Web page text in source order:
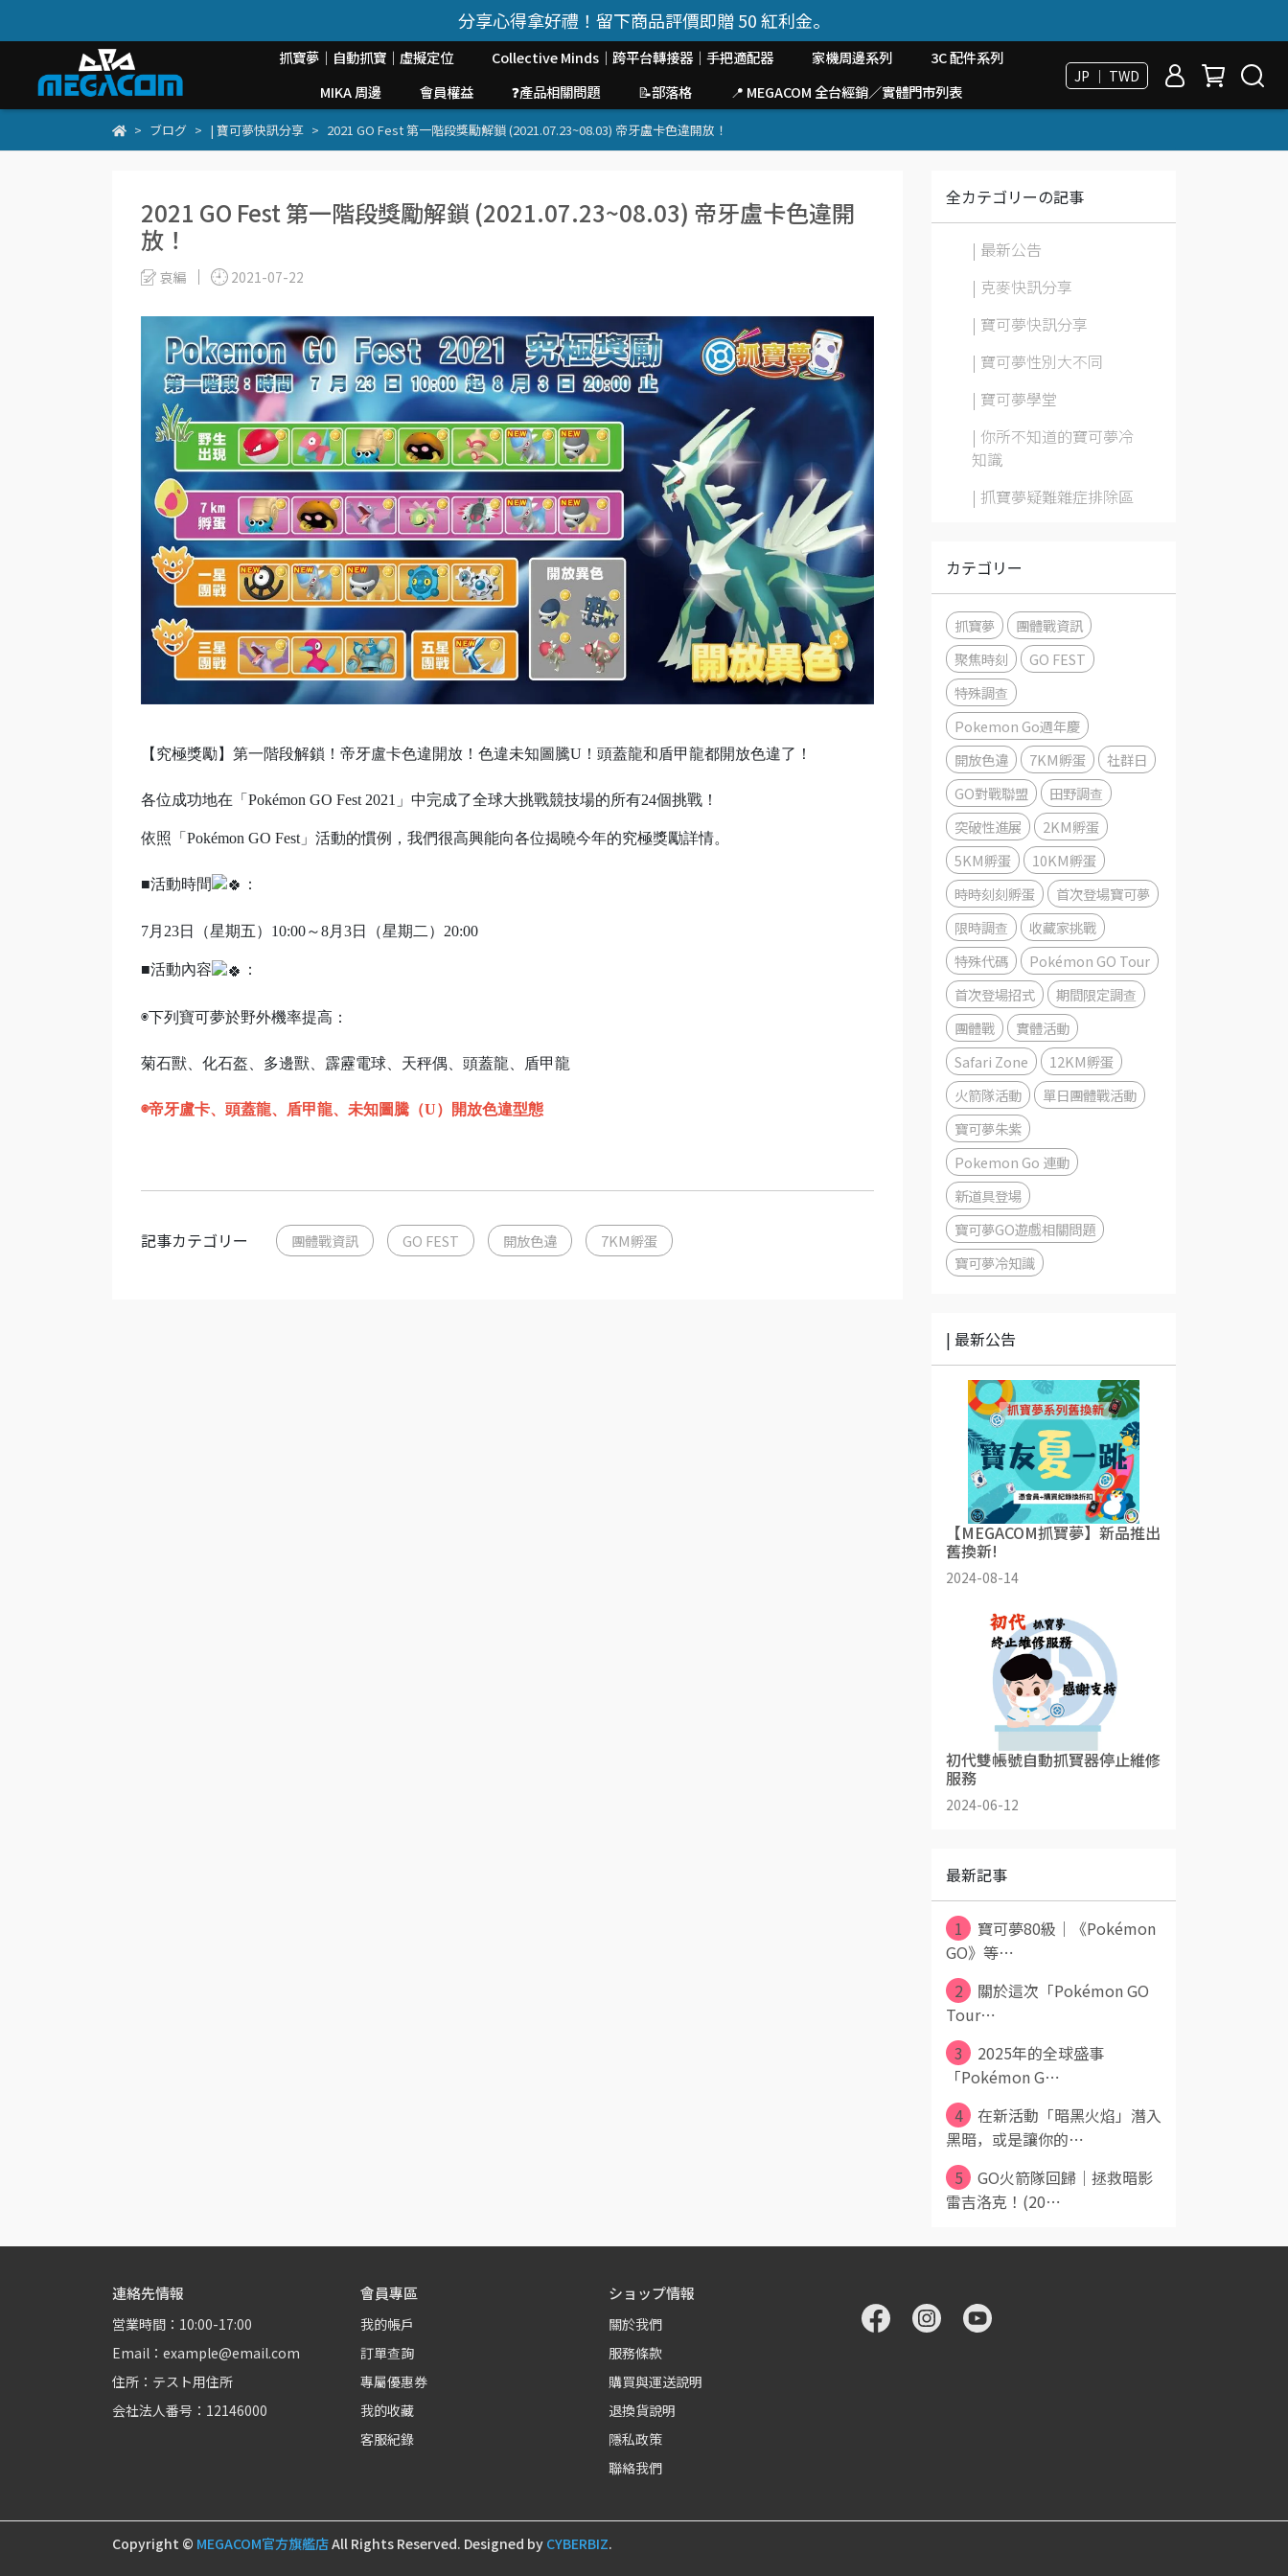
分享心得拿好禮！留下商品評價即贈 50 紅利金。
抓寶夢｜自動抓寶｜虛擬定位 Collective Minds｜跨平台轉接器｜手把適配器 家機周邊系列
3C 配件系列
MIKA 周邊
會員權益 ❓產品相關問題 📝部落格 📍 MEGACOM 全台經銷／實體門市列表
JP ｜ TWD
ブログ | 寶可夢快訊分享 2021 GO Fest 第一階段獎勵解鎖 (2021.07.23~08.03) 帝牙盧卡色違開放！
2021 GO Fest 第一階段獎勵解鎖 (2021.07.23~08.03) 帝牙盧卡色違開
放！
哀編 2021-07-22
【究極獎勵】第一階段解鎖！帝牙盧卡色違開放！色違未知圖騰U！頭蓋龍和盾甲龍都開放色違了！
各位成功地在「Pokémon GO Fest 2021」中完成了全球大挑戰競技場的所有24個挑戰！
依照「Pokémon GO Fest」活動的慣例，我們很高興能向各位揭曉今年的究極獎勵詳情。
■活動時間 ：
7月23日（星期五）10:00～8月3日（星期二）20:00
■活動內容 ：
◉下列寶可夢於野外機率提高：
菊石獸、化石盔、多邊獸、霹靂電球、天秤偶、頭蓋龍、盾甲龍
◉帝牙盧卡、頭蓋龍、盾甲龍、未知圖騰（U）開放色違型態
記事カテゴリー 團體戰資訊 GO FEST 開放色違 7KM孵蛋
全カテゴリーの記事
| 最新公告
| 克麥快訊分享
| 寶可夢快訊分享
| 寶可夢性別大不同
| 寶可夢學堂
| 你所不知道的寶可夢冷
知識
| 抓寶夢疑難雜症排除區
カテゴリー
抓寶夢
團體戰資訊
聚焦時刻
GO FEST
特殊調查
Pokemon Go週年慶
開放色違
7KM孵蛋
社群日
GO對戰聯盟
田野調查
突破性進展
2KM孵蛋
5KM孵蛋
10KM孵蛋
時時刻刻孵蛋
首次登場寶可夢
限時調查
收藏家挑戰
特殊代碼
Pokémon GO Tour
首次登場招式
期間限定調查
團體戰
實體活動
Safari Zone
12KM孵蛋
火箭隊活動
單日團體戰活動
寶可夢朱紫
Pokemon Go 連動
新道具登場
寶可夢GO遊戲相關問題
寶可夢冷知識
| 最新公告
【MEGACOM抓寶夢】新品推出
舊換新!
2024-08-14
初代雙帳號自動抓寶器停止維修
服務
2024-06-12
最新記事
1
寶可夢80級｜《Pokémon
GO》等⋯
2
關於這次「Pokémon GO
Tour⋯
3
2025年的全球盛事
「Pokémon G⋯
4
在新活動「暗黑火焰」潛入
黑暗，或是讓你的⋯
5
GO火箭隊回歸｜拯救暗影
雷吉洛克！(20⋯
連絡先情報
営業時間：10:00-17:00
Email：example@email.com
住所：テスト用住所
会社法人番号：12146000
會員專區
我的帳戶
訂單查詢
專屬優惠券
我的收藏
客服紀錄
ショップ情報
關於我們
服務條款
購買與運送說明
退換貨說明
隱私政策
聯絡我們
Copyright © MEGACOM官方旗艦店All Rights Reserved. Designed by CYBERBIZ.